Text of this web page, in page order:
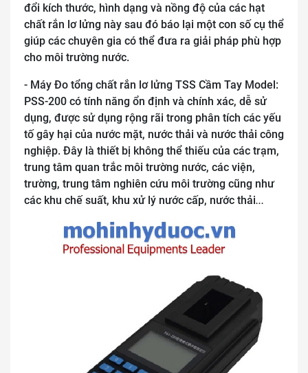
đổi kích thước, hình dạng và nồng độ của các hạt
chất rắn lơ lửng này sau đó báo lại một con số cụ thể
giúp các chuyên gia có thể đưa ra giải pháp phù hợp
cho môi trường nước.
- Máy Đo tổng chất rắn lơ lửng TSS Cầm Tay Model:
PSS-200 có tính năng ổn định và chính xác, dễ sử
dụng, được sử dụng rộng rãi trong phân tích các yếu
tố gây hại của nước mặt, nước thải và nước thải công
nghiệp. Đây là thiết bị không thể thiếu của các trạm,
trung tâm quan trắc môi trường nước, các viện,
trường, trung tâm nghiên cứu môi trường cũng như
các khu chế suất, khu xử lý nước cấp, nước thải…